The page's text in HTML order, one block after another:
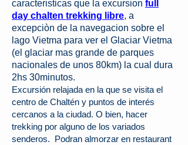
caracteristicas que la excursion full
day chalten trekking libre, a
excepciòn de la navegacion sobre el
lago Vietma para ver el Glaciar Vietma
(el glaciar mas grande de parques
nacionales de unos 80km) la cual dura
2hs 30minutos.
Excursión relajada en la que se visita el
centro de Chaltén y puntos de interés
cercanos a la ciudad. O bien, hacer
trekking por alguno de los variados
senderos. Podran almorzar en restaurant